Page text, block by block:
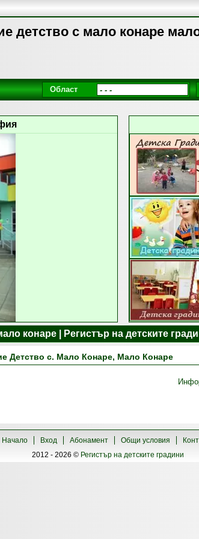
детство с мало конаре
Област
конаре | Регистър на детските
Детство с. Мало Конаре, Мало Конаре
Начало Вход Абонамент Общи условия
2012 - 2026 © Регистър на детските градини